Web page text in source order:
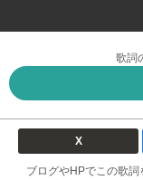
歌詞
X
ブログやHPでこの歌